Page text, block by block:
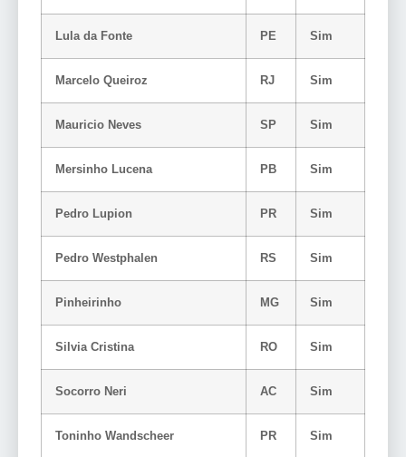
Lula da Fonte PE Sim
Marcelo Queiroz RJ Sim
Mauricio Neves SP Sim
Mersinho Lucena PB Sim
Pedro Lupion PR Sim
Pedro Westphalen RS Sim
Pinheirinho MG Sim
Silvia Cristina RO Sim
Socorro Neri AC Sim
Toninho Wandscheer PR Sim